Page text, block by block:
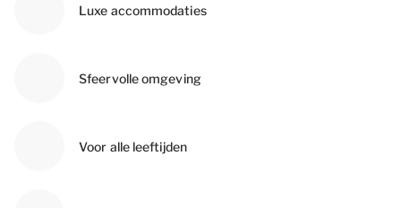
Luxe accommodaties
Sfeervolle omgeving
Voor alle leeftijden